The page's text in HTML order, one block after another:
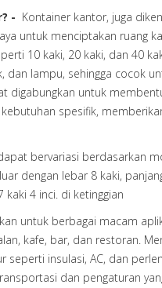
- Kontainer kantor, juga
untuk menciptakan ruang
10 kaki, 20 kaki, dan 40
dan lampu, sehingga cocok
digabungkan untuk
spesifik,
bervariasi berdasarkan
dengan lebar 8 kaki,
kaki 4 inci. di ketinggian
untuk berbagai macam
kafe, bar, dan restoran.
seperti insulasi, AC, dan
dan pengaturan